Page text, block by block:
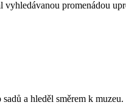
promenádou
a hleděl směrem k